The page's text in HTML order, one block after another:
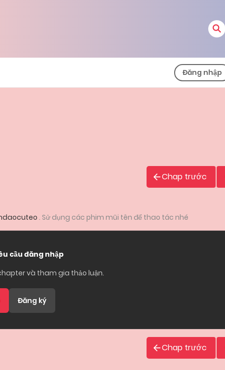
Đăng nhập
Chap trước
. Sử dụng các phim mũi tên để thao tác nhé
cầu đăng nhập
và tham gia thảo luận.
Đăng ký
Chap trước